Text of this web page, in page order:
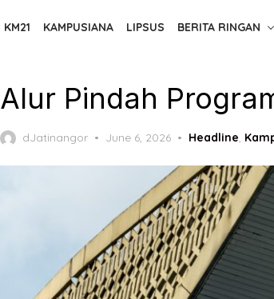
KM21 KAMPUSIANA LIPSUS BERITA RINGAN
Alur Pindah
dJatinangor
Posted
June 6, 2026 Headline,